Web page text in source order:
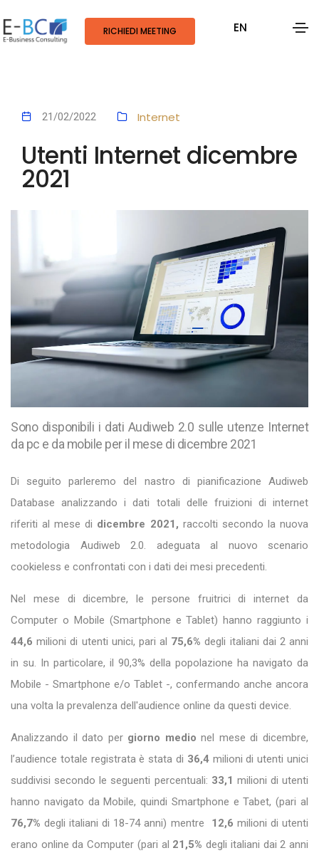
RICHIEDI MEETING EN
21/02/2022 Internet
Utenti Internet dicembre
2021
Sono disponibili i dati Audiweb 2.0 sulle utenze Internet
da pc e da mobile per il mese di dicembre 2021
Di seguito parleremo del nastro di pianificazione Audiweb
Database analizzando i dati totali delle fruizioni di internet
riferiti al mese di dicembre 2021, raccolti secondo la nuova
metodologia Audiweb 2.0. adeguata al nuovo scenario
cookieless e confrontati con i dati dei mesi precedenti.
Nel mese di dicembre, le persone fruitrici di internet da
Computer o Mobile (Smartphone e Tablet) hanno raggiunto i
44,6milioni di utenti unici, pari al 75,6% degli italiani dai 2 anni
in su. In particolare, il 90,3% della popolazione ha navigato da
Mobile - Smartphone e/o Tablet -, confermando anche ancora
una volta la prevalenza dell'audience online da questi device.
Analizzando il dato per giorno medionel mese di dicembre,
l’audience totale registrata è stata di 36,4 milioni di utenti unici
suddivisi secondo le seguenti percentuali: 33,1 milioni di utenti
hanno navigato da Mobile, quindi Smartphone e Tabet, (pari al
76,7% degli italiani di 18-74 anni) mentre 12,6 milioni di utenti
erano online da Computer (pari al 21,5% degli italiani dai 2 anni